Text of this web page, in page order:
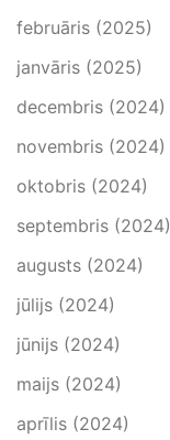
februāris (2025)
janvāris (2025)
decembris (2024)
novembris (2024)
oktobris (2024)
septembris (2024)
augusts (2024)
jūlijs (2024)
jūnijs (2024)
maijs (2024)
aprīlis (2024)